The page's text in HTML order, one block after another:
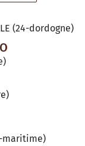
(24-dordogne)
maritime)